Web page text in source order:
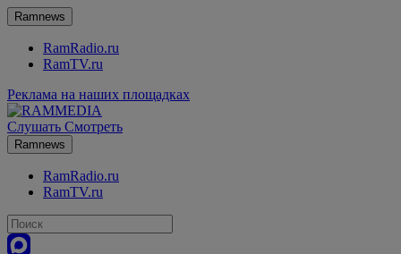
Ramnews
RamRadio.ru
RamTV.ru
Реклама на наших площадках
Слушать Смотреть
Ramnews
RamRadio.ru
RamTV.ru